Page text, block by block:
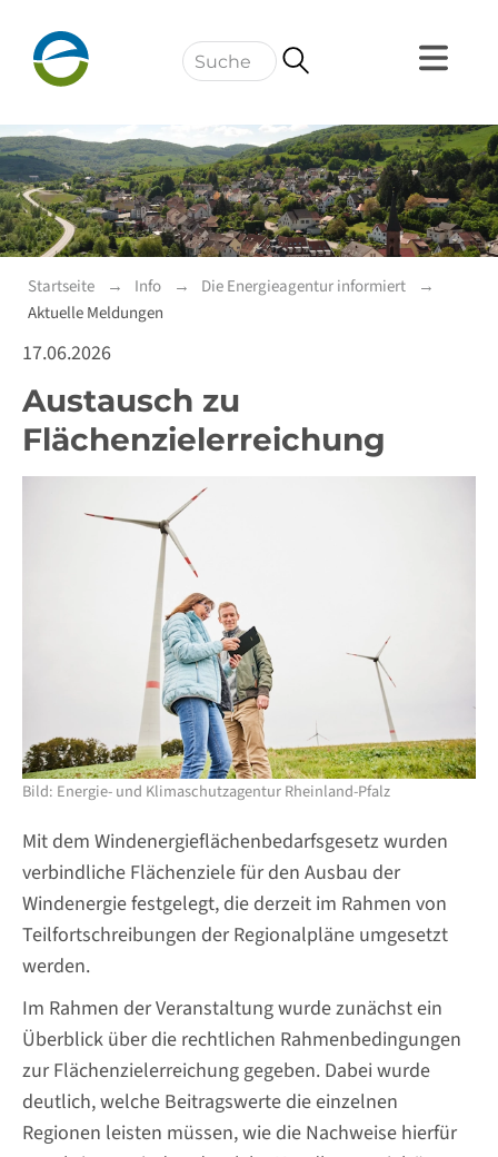
Navigation
Startseite Info
Die Energieagentur informiert
Aktuelle Meldungen
17.06.2026
Austausch zu
Flächenzielerreichung
Bild: Energie- und Klimaschutzagentur Rheinland-Pfalz
Mit dem Windenergieflächenbedarfsgesetz wurden
verbindliche Flächenziele für den Ausbau der
Windenergie festgelegt, die derzeit im Rahmen von
Teilfortschreibungen der Regionalpläne umgesetzt
werden.
Im Rahmen der Veranstaltung wurde zunächst ein
Überblick über die rechtlichen Rahmenbedingungen
zur Flächenzielerreichung gegeben. Dabei wurde
deutlich, welche Beitragswerte die einzelnen
Regionen leisten müssen, wie die Nachweise hierfür